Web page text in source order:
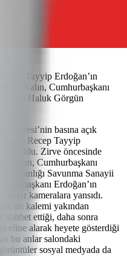
Tayyip Erdoğan’ın
Kalın, Cumhurbaşkanı
Haluk Görgün
Zirvesi’nin basına açık
Recep Tayyip
oldu. Zirve öncesinde
Kalın, Cumhurbaşkanı
Savunma Sanayii
Erdoğan’ın
anlar kameralara yansıdı.
kalemi yakından
sohbet ettiği, daha sonra
eline alarak heyete gösterdiği
bu anlar salondaki
sosyal medyada da